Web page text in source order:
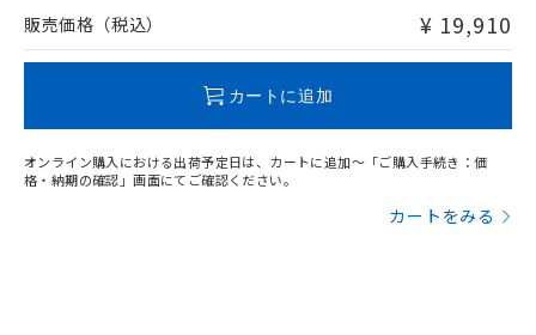
問い合わせください。
販売価格（税込） ¥ 19,910
カートに追加
オンライン購入における出荷予定日は、カートに追加～「ご購入手続き：価
格・納期の確認」画面にてご確認ください。
カートをみる